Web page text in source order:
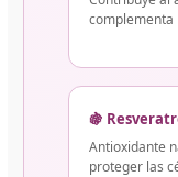
complementa
🍇
Antioxidante
proteger las